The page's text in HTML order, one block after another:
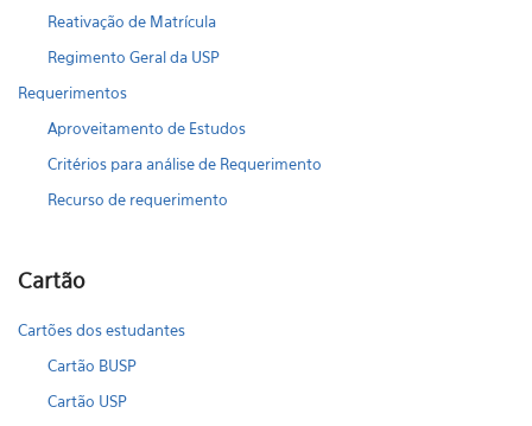
Reativação de Matrícula
Regimento Geral da USP
Requerimentos
Aproveitamento de Estudos
Critérios para análise de Requerimento
Recurso de requerimento
Cartão
Cartões dos estudantes
Cartão BUSP
Cartão USP